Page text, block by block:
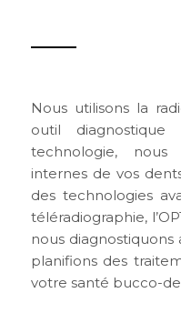
Nous utilisons la
outil
technologie, nous
internes de vos
des technologies
téléradiographie,
nous diagnostiquons
planifions des
votre santé bucco-